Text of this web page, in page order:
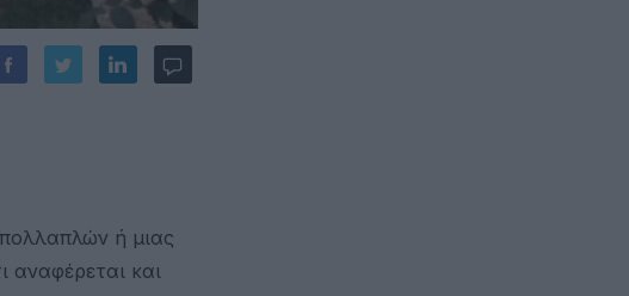
ή μιας
και